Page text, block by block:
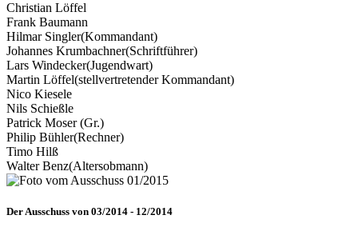
Christian Löffel
Frank Baumann
Hilmar Singler(Kommandant)
Johannes Krumbachner(Schriftführer)
Lars Windecker(Jugendwart)
Martin Löffel(stellvertretender Kommandant)
Nico Kiesele
Nils Schießle
Patrick Moser (Gr.)
Philip Bühler(Rechner)
Timo Hilß
Walter Benz(Altersobmann)
Der Ausschuss von 03/2014 - 12/2014